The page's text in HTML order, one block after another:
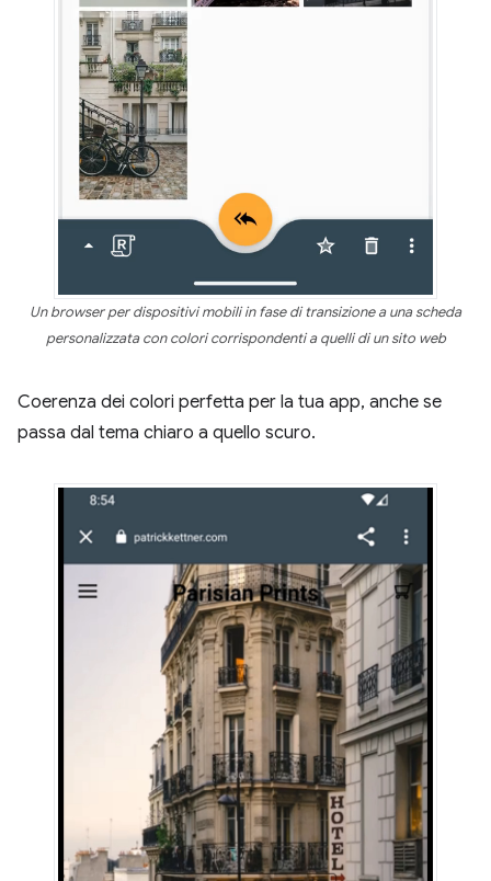
Un browser per dispositivi mobili in fase di transizione a una scheda
personalizzata con colori corrispondenti a quelli di un sito web
Coerenza dei colori perfetta per la tua app, anche se
passa dal tema chiaro a quello scuro.